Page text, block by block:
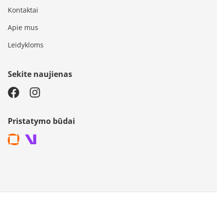
Kontaktai
Apie mus
Leidykloms
Sekite naujienas
Pristatymo būdai